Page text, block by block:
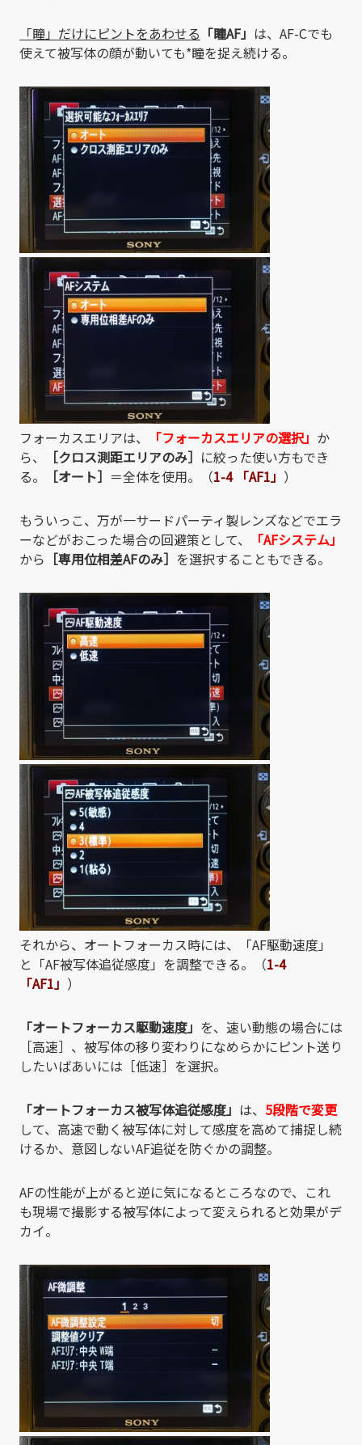
「瞳」だけにピントをあわせる 「瞳AF」 は、AF-Cでも
使えて被写体の顔が動いても*瞳を捉え続ける。
フォーカスエリアは、 「フォーカスエリアの選択」 か
ら、
［クロス測距エリアのみ］ に絞った使い方もでき
る。
［オート］ ＝全体を使用。（1-4 「AF1」 ）
もういっこ、万が一サードパーティ製レンズなどでエラ
ーなどがおこった場合の回避策として、
「AFシステム」
から ［専用位相差AFのみ］ を選択することもできる。
それから、オートフォーカス時には、「AF駆動速度」
と「AF被写体追従感度」を調整できる。（1-4
「AF1」 ）
「オートフォーカス駆動速度」 を、速い動態の場合には
［高速］、被写体の移り変わりになめらかにピント送り
したいばあいには［低速］を選択。
「オートフォーカス被写体追従感度」 は、 5段階で変更
して、高速で動く被写体に対して感度を高めて捕捉し続
けるか、意図しないAF追従を防ぐかの調整。
AFの性能が上がると逆に気になるところなので、これ
も現場で撮影する被写体によって変えられると効果がデ
カイ。